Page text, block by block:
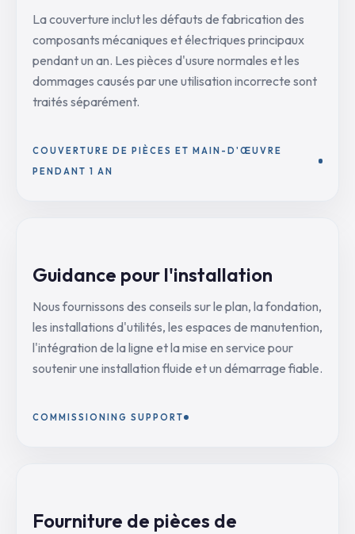
La couverture inclut les défauts de fabrication des
composants mécaniques et électriques principaux
pendant un an. Les pièces d'usure normales et les
dommages causés par une utilisation incorrecte sont
traités séparément.
COUVERTURE DE PIÈCES ET MAIN-D'ŒUVRE
PENDANT 1 AN
Guidance pour l'installation
Nous fournissons des conseils sur le plan, la fondation,
les installations d'utilités, les espaces de manutention,
l'intégration de la ligne et la mise en service pour
soutenir une installation fluide et un démarrage fiable.
COMMISSIONING SUPPORT
Fourniture de pièces de